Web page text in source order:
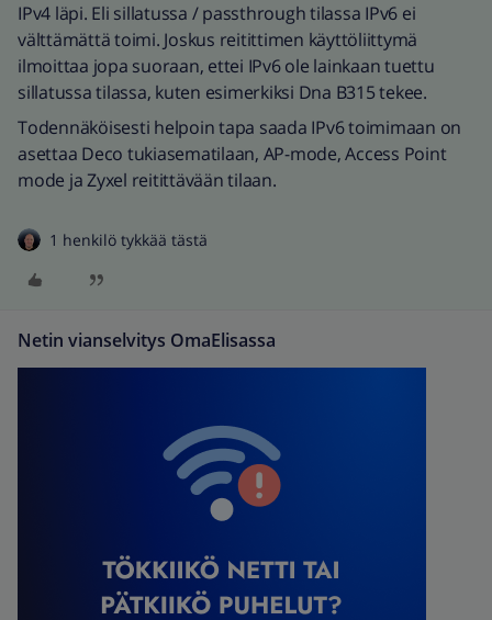
IPv4 läpi. Eli sillatussa / passthrough tilassa IPv6 ei
välttämättä toimi. Joskus reitittimen käyttöliittymä
ilmoittaa jopa suoraan, ettei IPv6 ole lainkaan tuettu
sillatussa tilassa, kuten esimerkiksi Dna B315 tekee.
Todennäköisesti helpoin tapa saada IPv6 toimimaan on
asettaa Deco tukiasematilaan, AP-mode, Access Point
mode ja Zyxel reitittävään tilaan.
1 henkilö tykkää tästä
Netin vianselvitys OmaElisassa